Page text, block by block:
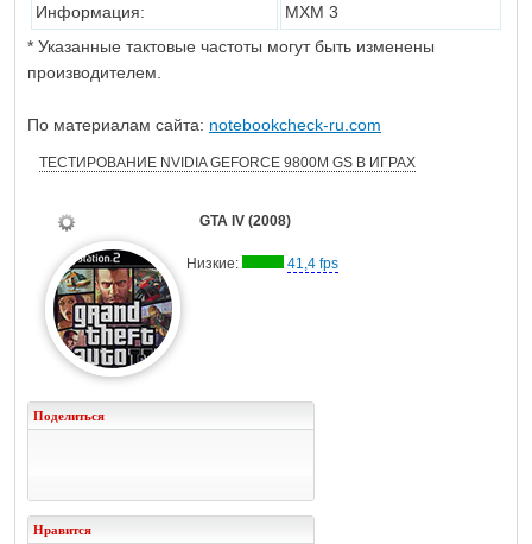
Информация:
MXM 3
* Указанные тактовые частоты могут быть изменены
производителем.
По материалам сайта: notebookcheck-ru.com
ТЕСТИРОВАНИЕ NVIDIA GEFORCE 9800M GS В ИГРАХ
GTA IV (2008)
Низкие: 41,4 fps
Поделиться
Нравится